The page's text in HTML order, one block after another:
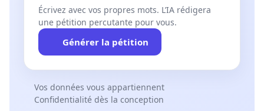
Écrivez avec vos propres mots. L’IA rédigera
une pétition percutante pour vous.
Générer la pétition
Vos données vous appartiennent
Confidentialité dès la conception